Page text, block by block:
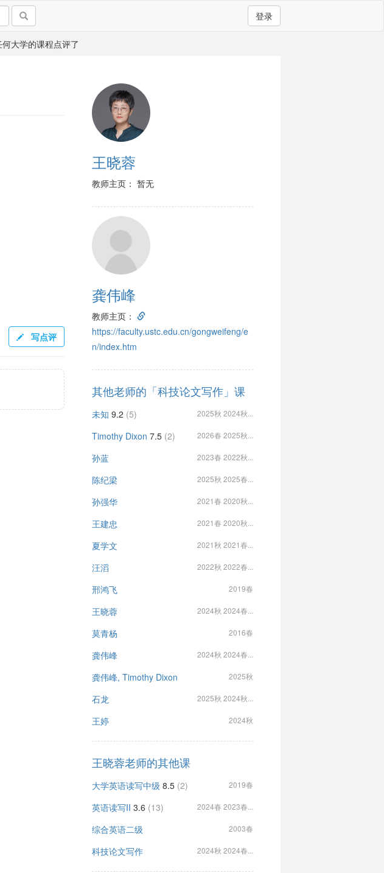
登录
大学的课程点评了
写点评
王晓蓉
教师主页： 暂无
龚伟峰
教师主页：
https://faculty.ustc.edu.cn/gongweifeng/e
n/index.htm
其他老师的「科技论文写作」课
未知 9.2 (5) 2025秋 2024秋...
Timothy Dixon 7.5 (2) 2026春 2025秋...
孙蓝 2023春 2022秋...
陈纪梁 2025秋 2025春...
孙强华 2021春 2020秋...
王建忠 2021春 2020秋...
夏学文 2021秋 2021春...
汪滔 2022秋 2022春...
邢鸿飞 2019春
王晓蓉 2024秋 2024春...
莫青杨 2016春
龚伟峰 2024秋 2024春...
龚伟峰, Timothy Dixon 2025秋
石龙 2025秋 2024秋...
王婷 2024秋
王晓蓉老师的其他课
大学英语读写中级 8.5 (2) 2019春
英语读写II 3.6 (13) 2024春 2023春...
综合英语二级 2003春
科技论文写作 2024秋 2024春...